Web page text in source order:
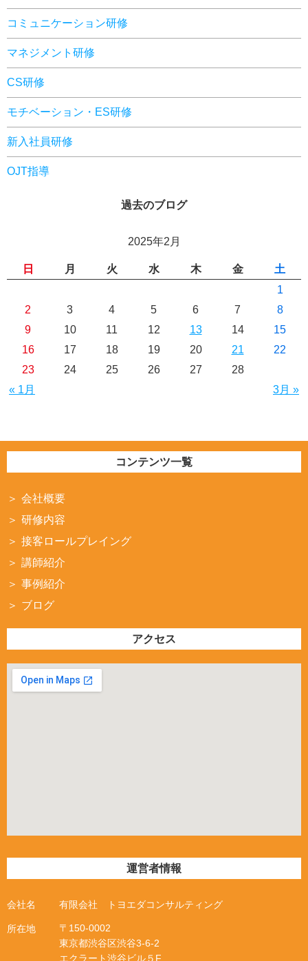
コミュニケーション研修
マネジメント研修
CS研修
モチベーション・ES研修
新入社員研修
OJT指導
過去のブログ
2025年2月
日 月 火 水 木 金 土
« 1月 3月 »
1
2
3 4 5 6 7
8
9
10 11 12 13 14
15
16
17 18 19 20 21
22
23
24 25 26 27 28
コンテンツ一覧
会社概要
研修内容
接客ロールプレイング
講師紹介
事例紹介
ブログ
アクセス
運営者情報
会社名 有限会社 トヨエダコンサルティング
所在地 〒 150-0002
東京都渋谷区渋谷3‐6‐2
エクラート渋谷ビル５ F